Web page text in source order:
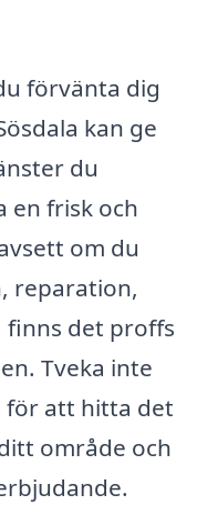
förvänta dig
kan ge
du
en frisk och
om du
reparation,
finns det proffs
Tveka inte
för att hitta det
område och